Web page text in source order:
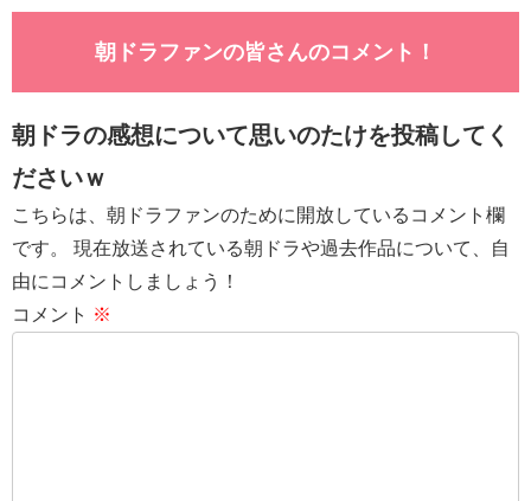
朝ドラファンの皆さんのコメント！
朝ドラの感想について思いのたけを投稿してく
ださいｗ
こちらは、朝ドラファンのために開放しているコメント欄
です。 現在放送されている朝ドラや過去作品について、自
由にコメントしましょう！
コメント ※